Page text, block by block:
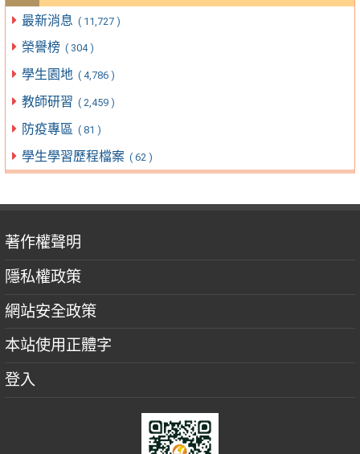
最新消息 ( 11,727 )
榮譽榜 ( 304 )
學生園地 ( 4,786 )
教師研習 ( 2,459 )
防疫專區 ( 81 )
學生學習歷程檔案 ( 62 )
著作權聲明
隱私權政策
網站安全政策
本站使用正體字
登入